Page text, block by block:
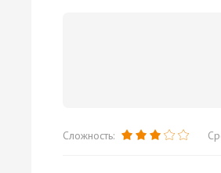
Сложность: